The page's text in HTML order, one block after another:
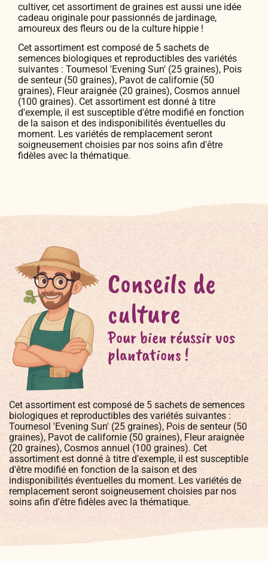
cultiver, cet assortiment de graines est aussi une idée
cadeau originale pour passionnés de jardinage,
amoureux des fleurs ou de la culture hippie !
Cet assortiment est composé de 5 sachets de
semences biologiques et reproductibles des variétés
suivantes : Tournesol 'Evening Sun' (25 graines), Pois
de senteur (50 graines), Pavot de californie (50
graines), Fleur araignée (20 graines), Cosmos annuel
(100 graines). Cet assortiment est donné à titre
d'exemple, il est susceptible d'être modifié en fonction
de la saison et des indisponibilités éventuelles du
moment. Les variétés de remplacement seront
soigneusement choisies par nos soins afin d'être
fidèles avec la thématique.
Conseils de
culture
Pour bien réussir vos
plantations !
Cet assortiment est composé de 5 sachets de semences
biologiques et reproductibles des variétés suivantes :
Tournesol 'Evening Sun' (25 graines), Pois de senteur (50
graines), Pavot de californie (50 graines), Fleur araignée
(20 graines), Cosmos annuel (100 graines). Cet
assortiment est donné à titre d'exemple, il est susceptible
d'être modifié en fonction de la saison et des
indisponibilités éventuelles du moment. Les variétés de
remplacement seront soigneusement choisies par nos
soins afin d'être fidèles avec la thématique.